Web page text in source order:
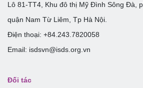
Lô 81-TT4, Khu đô thị Mỹ Đình Sông Đà,
quận Nam Từ Liêm, Tp Hà Nội.
Điện thoại: +84.243.7820058
Email: isdsvn@isds.org.vn
Đối tác